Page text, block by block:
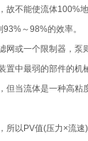
故不能使流体100%
～98%的效率。
或一个限制器，泵
置中最弱的部件的机
当流体是一种高粘
所以PV值(压力×流